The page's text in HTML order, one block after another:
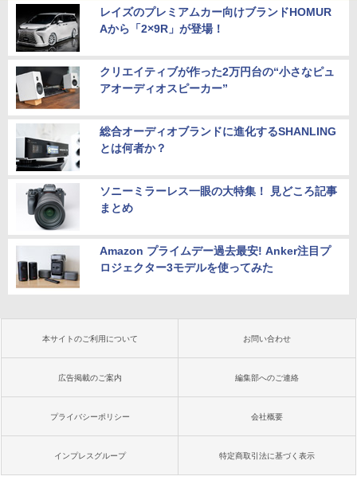
レイズのプレミアムカー向けブランドHOMUR
Aから「2×9R」が登場！
クリエイティブが作った2万円台の“小さなピュ
アオーディオスピーカー”
総合オーディオブランドに進化するSHANLING
とは何者か？
ソニーミラーレス一眼の大特集！ 見どころ記事
まとめ
Amazon プライムデー過去最安! Anker注目プ
ロジェクター3モデルを使ってみた
本サイトのご利用について お問い合わせ
広告掲載のご案内 編集部へのご連絡
プライバシーポリシー 会社概要
インプレスグループ 特定商取引法に基づく表示